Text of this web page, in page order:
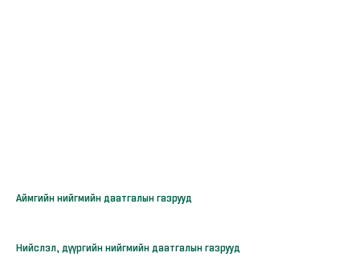
Аймгийн нийгмийн даатгалын газрууд
Нийслэл, дүүргийн нийгмийн даатгалын газрууд